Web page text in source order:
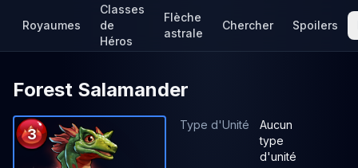
Royaumes
Classes
de
Héros
Flèche
astrale
Chercher Spoilers
Forest Salamander
3
Type d'Unité
Aucun
type
d'unité